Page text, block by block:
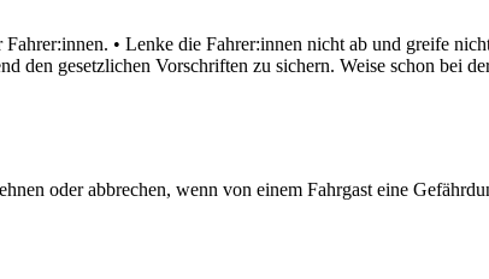
• Lenke die Fahrer:innen nicht ab und greife
den gesetzlichen Vorschriften zu sichern. Weise schon bei
oder abbrechen, wenn von einem Fahrgast eine